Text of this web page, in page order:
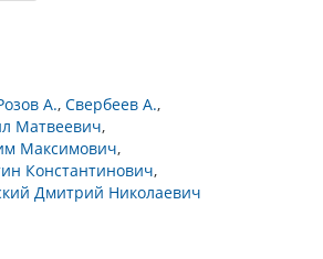
А. Свербеев А.
Матвеевич
Максимович
Константинович
Дмитрий Николаевич